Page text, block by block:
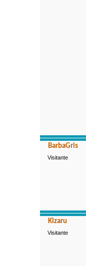
BarbaGris
Visitante
Kizaru
Visitante